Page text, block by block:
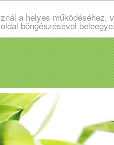
a helyes
böngészésével